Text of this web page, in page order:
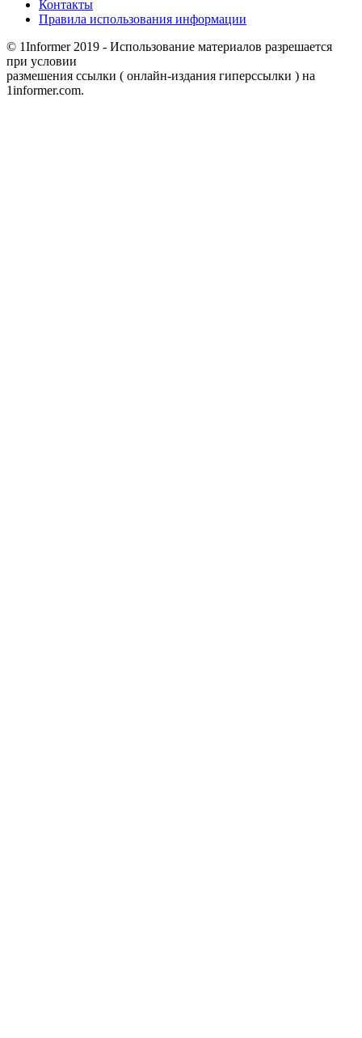
Контакты
Правила использования информации
© 1Informer 2019 - Использование материалов разрешается
при условии
размешения ссылки ( онлайн-издания гиперссылки ) на
1informer.com.